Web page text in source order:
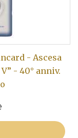
- Ascesa
- 40° anniv.